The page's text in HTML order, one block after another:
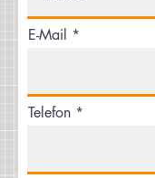
E-Mail
Telefon